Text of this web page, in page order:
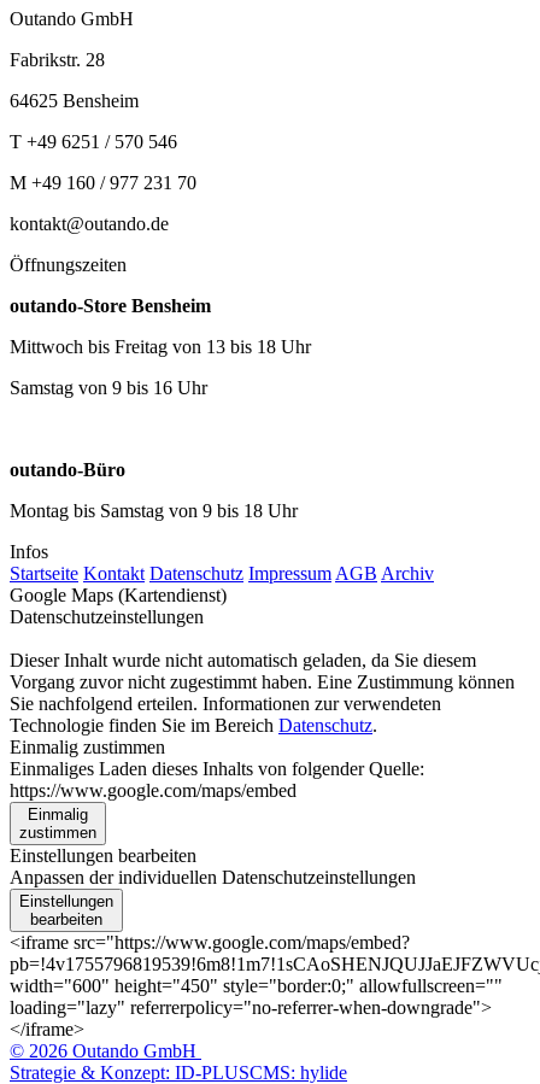
Outando GmbH
Fabrikstr. 28
64625 Bensheim
T +49 6251 / 570 546
M +49 160 / 977 231 70
kontakt@outando.de
Öffnungszeiten
outando-Store Bensheim
Mittwoch bis Freitag von 13 bis 18 Uhr
Samstag von 9 bis 16 Uhr
outando-Büro
Montag bis Samstag von 9 bis 18 Uhr
Infos
Startseite Kontakt Datenschutz Impressum AGB Archiv
Google Maps (Kartendienst)
Datenschutzeinstellungen
Dieser Inhalt wurde nicht automatisch geladen, da Sie diesem
Vorgang zuvor nicht zugestimmt haben. Eine Zustimmung können
Sie nachfolgend erteilen. Informationen zur verwendeten
Technologie finden Sie im Bereich Datenschutz.
Einmalig zustimmen
Einmaliges Laden dieses Inhalts von folgender Quelle:
https://www.google.com/maps/embed
Einmalig
zustimmen
Einstellungen bearbeiten
Anpassen der individuellen Datenschutzeinstellungen
Einstellungen
bearbeiten
<iframe src="https://www.google.com/maps/embed?
width="600" height="450" style="border:0;" allowfullscreen=""
loading="lazy" referrerpolicy="no-referrer-when-downgrade">
</iframe>
© 2026 Outando GmbH
Strategie & Konzept: ID-PLUSCMS: hylide